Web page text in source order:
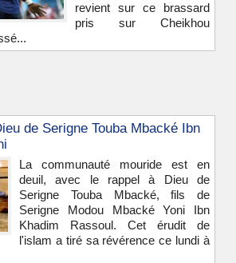
revient sur ce brassard
pris sur Cheikhou
de Serigne Touba Mbacké Ibn
La communauté mouride est en
deuil, avec le rappel à Dieu de
Serigne Touba Mbacké, fils de
Serigne Modou Mbacké Yoni Ibn
Khadim Rassoul. Cet érudit de
l'islam a tiré sa révérence ce lundi à